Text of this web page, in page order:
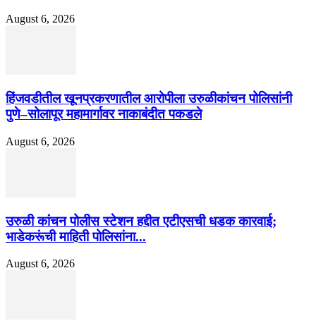
August 6, 2026
हिंजवडीतील खूनप्रकरणातील आरोपीला उरुळीकांचन पोलिसांनी
पुणे–सोलापूर महामार्गावर नाकाबंदीत पकडले
August 6, 2026
उरुळी कांचन पोलीस स्टेशन हद्दीत एटीएसची धडक कारवाई;
भाडेकरूंची माहिती पोलिसांना...
August 6, 2026